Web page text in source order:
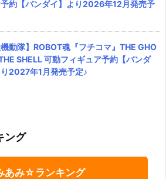
約【バンダイ】より2026年12月発売予
機動隊】ROBOT魂『フチコマ』THE GHO
SHELL 可動フィギュア予約【バンダ
2027年1月発売予定♪
ング
あみ☆ランキング